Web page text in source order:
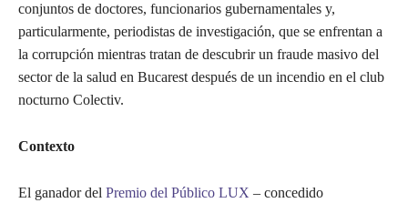
conjuntos de doctores, funcionarios gubernamentales y,
particularmente, periodistas de investigación, que se enfrentan a
la corrupción mientras tratan de descubrir un fraude masivo del
sector de la salud en Bucarest después de un incendio en el club
nocturno Colectiv.
Contexto
El ganador del Premio del Público LUX – concedido